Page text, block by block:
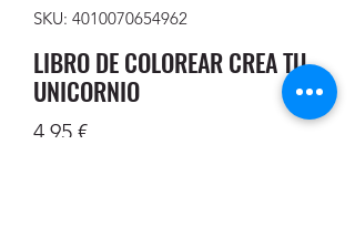
SKU: 4010070654962
LIBRO DE COLOREAR CREA TU
UNICORNIO
4,95 €Precio